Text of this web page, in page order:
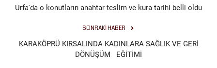
İletişim
Urfa'da o konutların anahtar teslim ve kura tarihi belli oldu
SONRAKI HABER
KARAKÖPRÜ KIRSALINDA KADINLARA SAĞLIK VE GERİ
DÖNÜŞÜM EĞİTİMİ